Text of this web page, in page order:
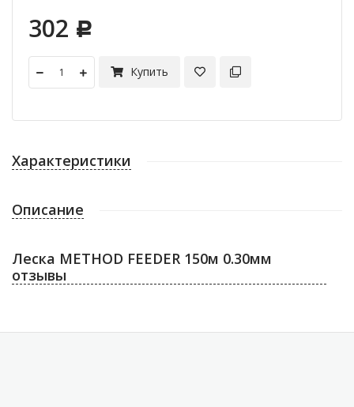
302 Р
Купить
Характеристики
Описание
Леска METHOD FEEDER 150м 0.30мм
отзывы